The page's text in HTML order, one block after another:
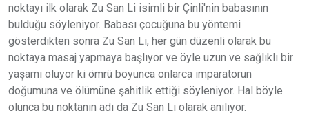
noktayı ilk olarak Zu San Li isimli bir Çinli'nin babasının
bulduğu söyleniyor. Babası çocuğuna bu yöntemi
gösterdikten sonra Zu San Li, her gün düzenli olarak bu
noktaya masaj yapmaya başlıyor ve öyle uzun ve sağlıklı bir
yaşamı oluyor ki ömrü boyunca onlarca imparatorun
doğumuna ve ölümüne şahitlik ettiği söyleniyor. Hal böyle
olunca bu noktanın adı da Zu San Li olarak anılıyor.